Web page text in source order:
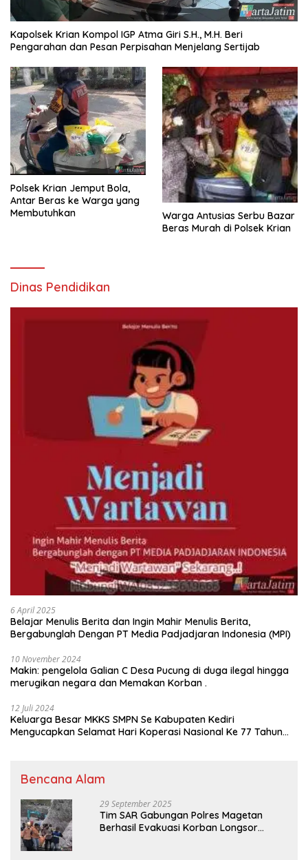
Kapolsek Krian Kompol IGP Atma Giri S.H., M.H. Beri
Pengarahan dan Pesan Perpisahan Menjelang Sertijab
Polsek Krian Jemput Bola,
Antar Beras ke Warga yang
Membutuhkan
Warga Antusias Serbu Bazar
Beras Murah di Polsek Krian
Dinas Pendidikan
6 April 2025
Belajar Menulis Berita dan Ingin Mahir Menulis Berita,
Bergabunglah Dengan PT Media Padjadjaran Indonesia (MPI)
10 November 2024
Makin: pengelola Galian C Desa Pucung di duga ilegal hingga
merugikan negara dan Memakan Korban .
12 Juli 2024
Keluarga Besar MKKS SMPN Se Kabupaten Kediri
Mengucapkan Selamat Hari Koperasi Nasional Ke 77 Tahun
Bencana Alam
29 September 2025
Tim SAR Gabungan Polres Magetan
Berhasil Evakuasi Korban Longsor